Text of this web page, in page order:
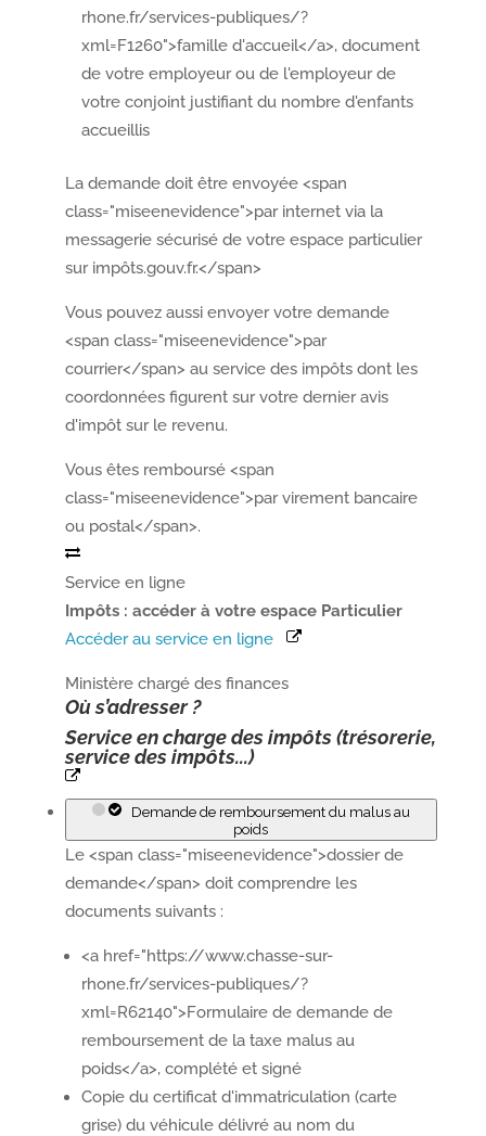
rhone.fr/services-publiques/?
xml=F1260">famille d'accueil</a>, document
de votre employeur ou de l'employeur de
votre conjoint justifiant du nombre d'enfants
accueillis
La demande doit être envoyée <span
class="miseenevidence">par internet via la
messagerie sécurisé de votre espace particulier
sur impôts.gouv.fr.</span>
Vous pouvez aussi envoyer votre demande
<span class="miseenevidence">par
courrier</span> au service des impôts dont les
coordonnées figurent sur votre dernier avis
d'impôt sur le revenu.
Vous êtes remboursé <span
class="miseenevidence">par virement bancaire
ou postal</span>.
Service en ligne
Impôts : accéder à votre espace Particulier
Accéder au service en ligne
Ministère chargé des finances
Où s’adresser ?
Service en charge des impôts (trésorerie,
service des impôts...)
Demande de remboursement du malus au
poids
Le <span class="miseenevidence">dossier de
demande</span> doit comprendre les
documents suivants :
<a href="https://www.chasse-sur-
rhone.fr/services-publiques/?
xml=R62140">Formulaire de demande de
remboursement de la taxe malus au
poids</a>, complété et signé
Copie du certificat d'immatriculation (carte
grise) du véhicule délivré au nom du